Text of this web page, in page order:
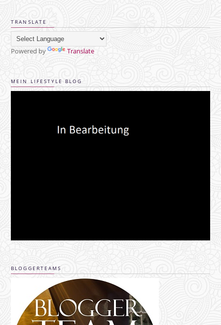
TRANSLATE
Powered by Translate
MEIN LIFESTYLE BLOG
BLOGGERTEAMS